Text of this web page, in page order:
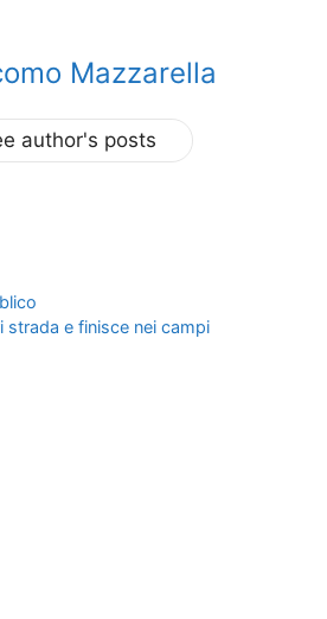
Mazzarella
author's posts
strada e finisce nei campi